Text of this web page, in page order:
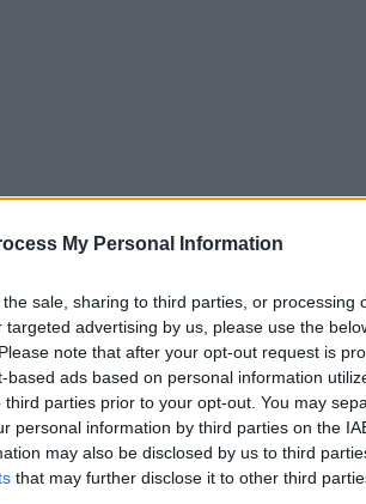
My Personal Information
sale, sharing to third parties, or processing
advertising by us, please use the
note that after your opt-out request is
based ads based on personal information
third parties prior to your opt-out. You may
personal information by third parties on the
may also be disclosed by us to third
that may further disclose it to other third